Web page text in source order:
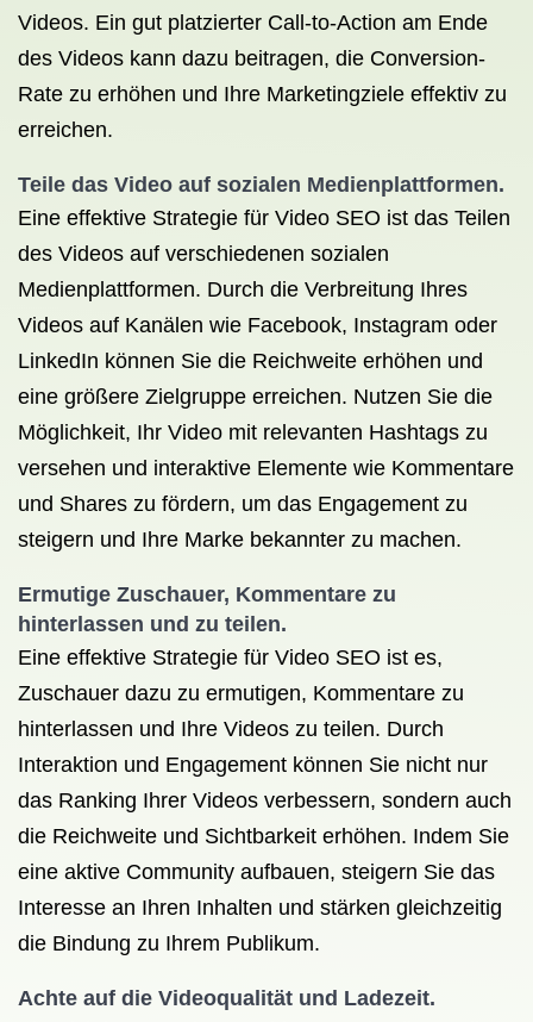
Videos. Ein gut platzierter Call-to-Action am Ende
des Videos kann dazu beitragen, die Conversion-
Rate zu erhöhen und Ihre Marketingziele effektiv zu
erreichen.
Teile das Video auf sozialen Medienplattformen.
Eine effektive Strategie für Video SEO ist das Teilen
des Videos auf verschiedenen sozialen
Medienplattformen. Durch die Verbreitung Ihres
Videos auf Kanälen wie Facebook, Instagram oder
LinkedIn können Sie die Reichweite erhöhen und
eine größere Zielgruppe erreichen. Nutzen Sie die
Möglichkeit, Ihr Video mit relevanten Hashtags zu
versehen und interaktive Elemente wie Kommentare
und Shares zu fördern, um das Engagement zu
steigern und Ihre Marke bekannter zu machen.
Ermutige Zuschauer, Kommentare zu
hinterlassen und zu teilen.
Eine effektive Strategie für Video SEO ist es,
Zuschauer dazu zu ermutigen, Kommentare zu
hinterlassen und Ihre Videos zu teilen. Durch
Interaktion und Engagement können Sie nicht nur
das Ranking Ihrer Videos verbessern, sondern auch
die Reichweite und Sichtbarkeit erhöhen. Indem Sie
eine aktive Community aufbauen, steigern Sie das
Interesse an Ihren Inhalten und stärken gleichzeitig
die Bindung zu Ihrem Publikum.
Achte auf die Videoqualität und Ladezeit.